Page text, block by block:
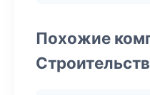
Похожие